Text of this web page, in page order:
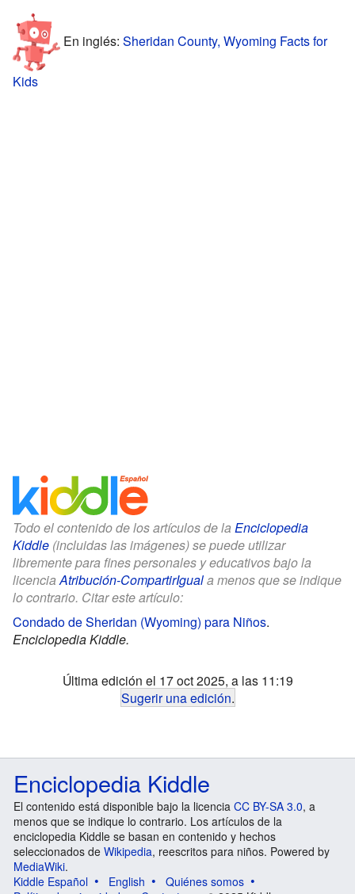
En inglés: Sheridan County, Wyoming Facts for
Kids
Todo el contenido de los artículos de la Enciclopedia
Kiddle (incluidas las imágenes) se puede utilizar
libremente para fines personales y educativos bajo la
licenciaAtribución-CompartirIguala menos que se indique
lo contrario. Citar este artículo:
Condado de Sheridan (Wyoming) para Niños.
Enciclopedia Kiddle.
Última edición el 17 oct 2025, a las 11:19
Sugerir una edición.
Enciclopedia Kiddle
El contenido está disponible bajo la licencia CC BY-SA 3.0, a
menos que se indique lo contrario. Los artículos de la
enciclopedia Kiddle se basan en contenido y hechos
seleccionados de Wikipedia, reescritos para niños. Powered by
MediaWiki.
Kiddle Español
English
Quiénes somos